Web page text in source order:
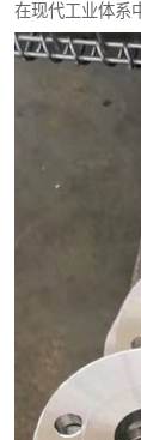
在现代工业体系
不锈钢扁钢